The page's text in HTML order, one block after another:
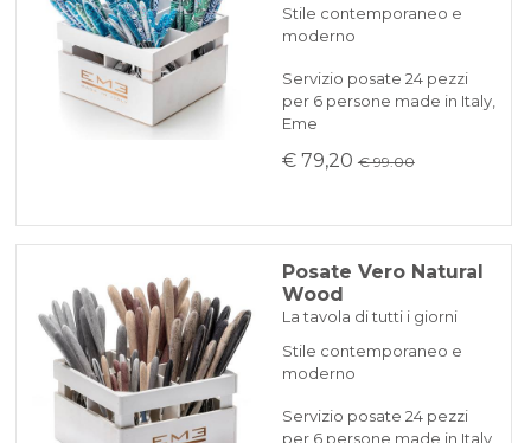
Stile contemporaneo e
moderno
Servizio posate 24 pezzi
per 6 persone made in Italy,
Eme
€ 79,20 € 99.00
Posate Vero Natural
Wood
La tavola di tutti i giorni
Stile contemporaneo e
moderno
Servizio posate 24 pezzi
per 6 persone made in Italy,